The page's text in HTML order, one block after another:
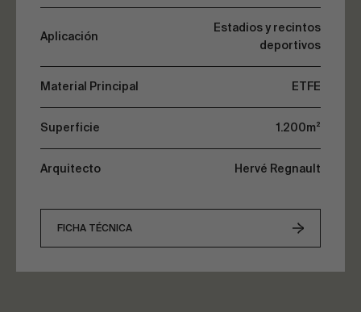
Aplicación
Estadios y recintos
deportivos
Material Principal ETFE
Superficie 1.200m²
Arquitecto Hervé Regnault
FICHA TÉCNICA